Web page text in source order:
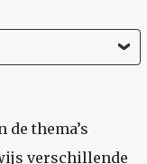
thema’s
verschillende